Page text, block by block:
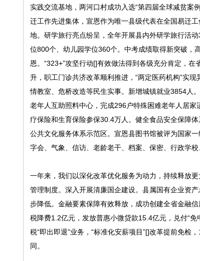
实践交流基地，两河口村成功入选“第四届全球减贫案
迁工作先进集体，宣恩作为唯一县级代表在全国易迁
地。研学旅行亮点纷呈，全年开展县内外研学旅行活
位800个、幼儿园学位360个。中考成绩取得新突破，
恩。“323+”攻坚行动[]有效做法得到各级充分肯定，
升，职工门诊共济改革顺利推进，“两定医药机构”实
情教室、危桥改造等民生实事。新增城镇就业3854人
老年人互助照料中心，完成296户特殊困难老年人居
疗保险和生育保险参保30.4万人。健全食品安全保障
公共文化服务体系示范区。宣恩县图书馆被评为国家
字会、气象、信访、老龄老干、档案、保密、行政学
一年来，我们以深化改革优化服务为动力，持续释放
管理制度。深入开展清廉国企建设。县属国有企业资
步降低。金融要素保障有效释放，成功创建全省金融
税降费1.2亿元，发放普惠小微贷款15.4亿元，兑付“
税“即出即退”业务，“标准化安薪项目”[]改革提前免检
同。